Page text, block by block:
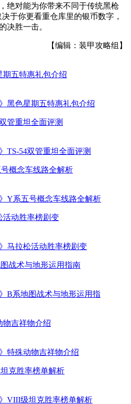
绝对能为你带来不同于传统黑枪
于你更看重仓库里的银币数字，
决胜一击。
【编辑：装甲攻略组】
期五特惠礼包介绍
管重坦全面评测
概念车线路全解析
活动胜率榜剧变
战术与地形运用指南
物吉祥物介绍
克胜率榜单解析